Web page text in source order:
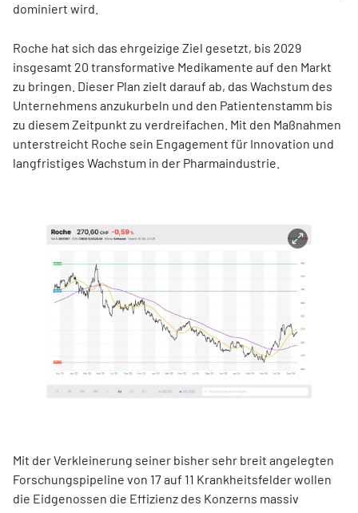
dominiert wird.
Roche hat sich das ehrgeizige Ziel gesetzt, bis 2029
insgesamt 20 transformative Medikamente auf den Markt
zu bringen. Dieser Plan zielt darauf ab, das Wachstum des
Unternehmens anzukurbeln und den Patientenstamm bis
zu diesem Zeitpunkt zu verdreifachen. Mit den Maßnahmen
unterstreicht Roche sein Engagement für Innovation und
langfristiges Wachstum in der Pharmaindustrie.
Mit der Verkleinerung seiner bisher sehr breit angelegten
Forschungspipeline von 17 auf 11 Krankheitsfelder wollen
die Eidgenossen die Effizienz des Konzerns massiv